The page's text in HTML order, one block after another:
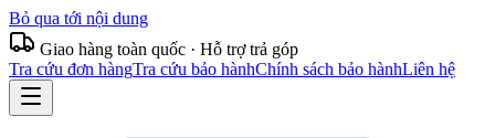
Bỏ qua tới nội dung
Giao hàng toàn quốc · Hỗ trợ trả góp
Tra cứu đơn hàngTra cứu bảo hànhChính sách bảo hànhLiên hệ